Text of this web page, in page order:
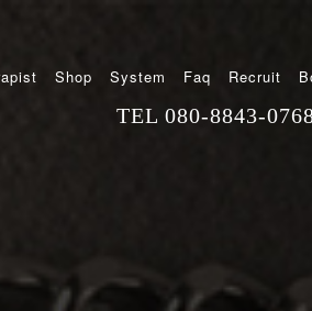
Shop System Faq Recruit
TEL 080-8843-